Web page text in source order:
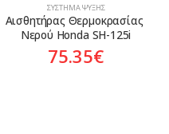
ΣΎΣΤΗΜΑ ΨΎΞΗΣ
Αισθητήρας Θερμοκρασίας
Νερού Honda SH-125i
75.35€